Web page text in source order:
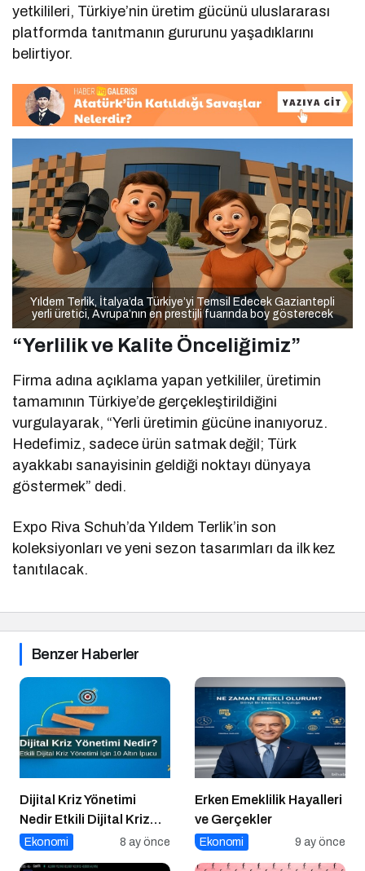
yetkilileri, Türkiye’nin üretim gücünü uluslararası
platformda tanıtmanın gururunu yaşadıklarını
belirtiyor.
Yıldem Terlik, İtalya’da Türkiye’yi Temsil Edecek Gaziantepli
yerli üretici, Avrupa’nın en prestijli fuarında boy gösterecek
“Yerlilik ve Kalite Önceliğimiz”
Firma adına açıklama yapan yetkililer, üretimin
tamamının Türkiye’de gerçekleştirildiğini
vurgulayarak, “Yerli üretimin gücüne inanıyoruz.
Hedefimiz, sadece ürün satmak değil; Türk
ayakkabı sanayisinin geldiği noktayı dünyaya
göstermek” dedi.
Expo Riva Schuh’da Yıldem Terlik’in son
koleksiyonları ve yeni sezon tasarımları da ilk kez
tanıtılacak.
Benzer Haberler
Dijital Kriz Yönetimi
Nedir Etkili Dijital Kriz
Yönetimi için 10 Altın
Ekonomi 8 ay önce
Erken Emeklilik Hayalleri
ve Gerçekler
Ekonomi 9 ay önce